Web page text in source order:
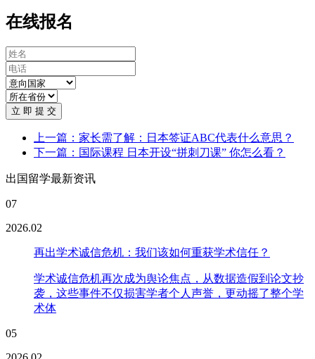
在线报名
立 即 提 交
上一篇：家长需了解：日本签证ABC代表什么意思？
下一篇：国际课程 日本开设“拼刺刀课” 你怎么看？
出国留学最新资讯
07
2026.02
再出学术诚信危机：我们该如何重获学术信任？
学术诚信危机再次成为舆论焦点，从数据造假到论文抄
袭，这些事件不仅损害学者个人声誉，更动摇了整个学
术体
05